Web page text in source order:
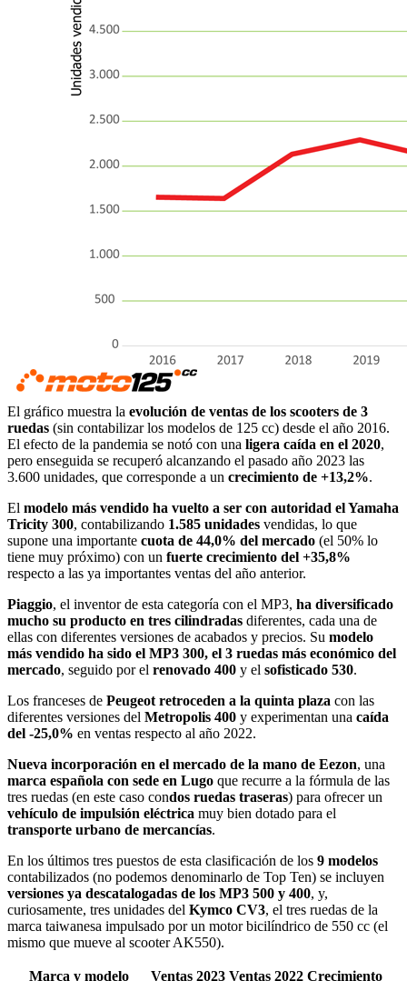
El gráfico muestra la evolución de ventas de los scooters de 3
ruedas (sin contabilizar los modelos de 125 cc) desde el año 2016.
El efecto de la pandemia se notó con una ligera caída en el 2020,
pero enseguida se recuperó alcanzando el pasado año 2023 las
3.600 unidades, que corresponde a un crecimiento de +13,2%.
El modelo más vendido ha vuelto a ser con autoridad el Yamaha
Tricity 300, contabilizando 1.585 unidades vendidas, lo que
supone una importante cuota de 44,0% del mercado (el 50% lo
tiene muy próximo) con un fuerte crecimiento del +35,8%
respecto a las ya importantes ventas del año anterior.
Piaggio, el inventor de esta categoría con el MP3, ha diversificado
mucho su producto en tres cilindradas diferentes, cada una de
ellas con diferentes versiones de acabados y precios. Su modelo
más vendido ha sido el MP3 300, el 3 ruedas más económico del
mercado, seguido por el renovado 400 y el sofisticado 530.
Los franceses de Peugeot retroceden a la quinta plaza con las
diferentes versiones del Metropolis 400 y experimentan una caída
del -25,0% en ventas respecto al año 2022.
Nueva incorporación en el mercado de la mano de Eezon, una
marca española con sede en Lugo que recurre a la fórmula de las
tres ruedas (en este caso condos ruedas traseras) para ofrecer un
vehículo de impulsión eléctrica muy bien dotado para el
transporte urbano de mercancías.
En los últimos tres puestos de esta clasificación de los 9 modelos
contabilizados (no podemos denominarlo de Top Ten) se incluyen
versiones ya descatalogadas de los MP3 500 y 400, y,
curiosamente, tres unidades del Kymco CV3, el tres ruedas de la
marca taiwanesa impulsado por un motor bicilíndrico de 550 cc (el
mismo que mueve al scooter AK550).
Marca y modelo Ventas 2023 Ventas 2022 Crecimiento